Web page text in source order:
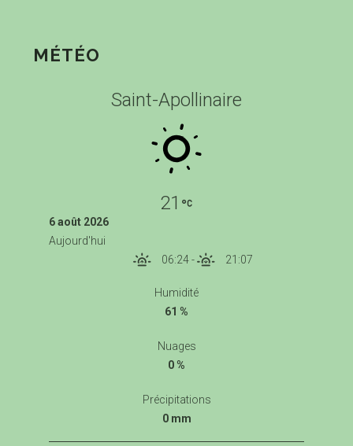
MÉTÉO
Saint-Apollinaire
21
6 août 2026
Aujourd'hui
06:24- 21:07
Humidité
61 %
Nuages
0 %
Précipitations
0 mm